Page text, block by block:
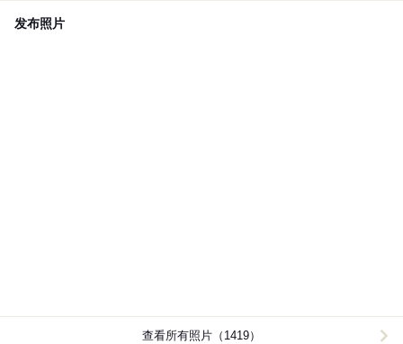
发布照片
查看所有照片（1419）